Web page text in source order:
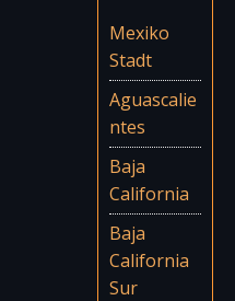
Mexiko
Stadt
Aguascalie
ntes
Baja
California
Baja
California
Sur